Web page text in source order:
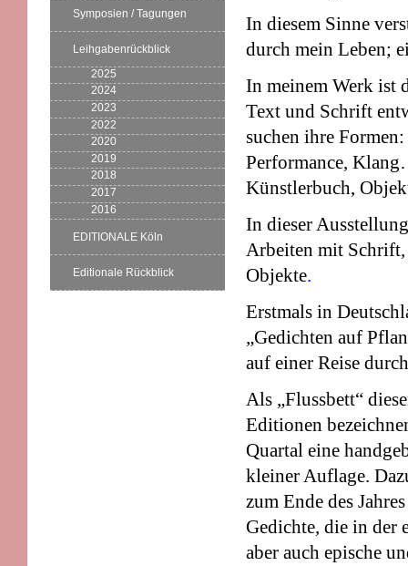
Symposien / Tagungen
Leihgabenrückblick
2025
2024
2023
2022
2020
2019
2018
2017
2016
EDITIONALE Köln
Editionale Rückblick
In diesem Sinne
durch mein Leben;
In meinem Werk ist
Text und Schrift
suchen ihre
Performance,
Künstlerbuch,
In dieser
Arbeiten mit Schrift,
Objekte.
Erstmals in
„Gedichten auf
auf einer Reise
Als „Flussbett“
Editionen
Quartal eine
kleiner Auflage.
zum Ende des
Gedichte, die in der
aber auch epische